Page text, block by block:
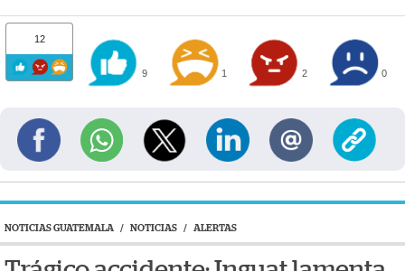
12
9 1 2 0
NOTICIAS GUATEMALA / NOTICIAS / ALERTAS